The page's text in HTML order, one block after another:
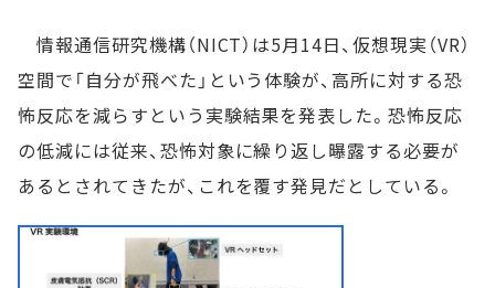
情報通信研究機構（NICT）は5月14日、仮想現実（VR）
空間で「自分が飛べた」という体験が、高所に対する恐
怖反応を減らすという実験結果を発表した。恐怖反応
の低減には従来、恐怖対象に繰り返し曝露する必要が
あるとされてきたが、これを覆す発見だとしている。